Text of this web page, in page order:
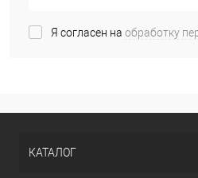
Я согласен на обработку
КАТАЛОГ